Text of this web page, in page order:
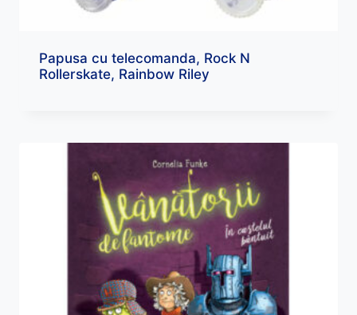
Papusa cu telecomanda, Rock N
Rollerskate, Rainbow Riley